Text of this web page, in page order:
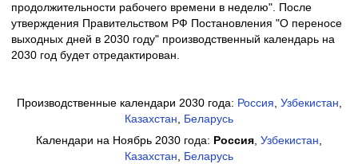
продолжительности рабочего времени в неделю". После
утверждения Правительством РФ Постановления "О переносе
выходных дней в 2030 году" производственный календарь на
2030 год будет отредактирован.
Производственные календари 2030 года: Россия, Узбекистан,
Казахстан, Беларусь
Календари на Ноябрь 2030 года: Россия, Узбекистан,
Казахстан, Беларусь